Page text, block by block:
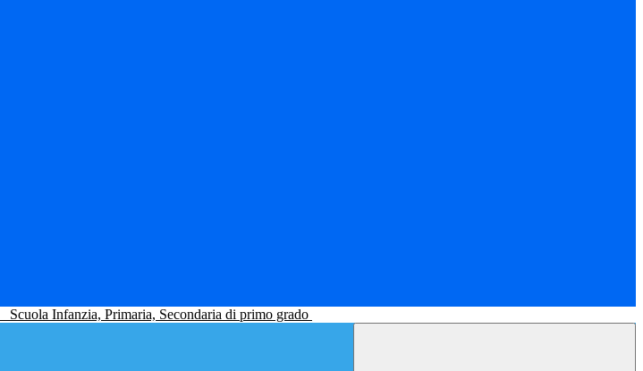
Scuola Infanzia, Primaria, Secondaria di primo grado